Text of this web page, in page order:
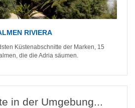
RIVIERA
Küstenabschnitte der Marken, 15
die die Adria säumen.
in der Umgebung...